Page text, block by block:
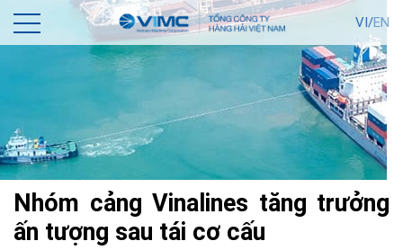
VI/EN
Nhóm cảng Vinalines tăng trưởng
ấn tượng sau tái cơ cấu